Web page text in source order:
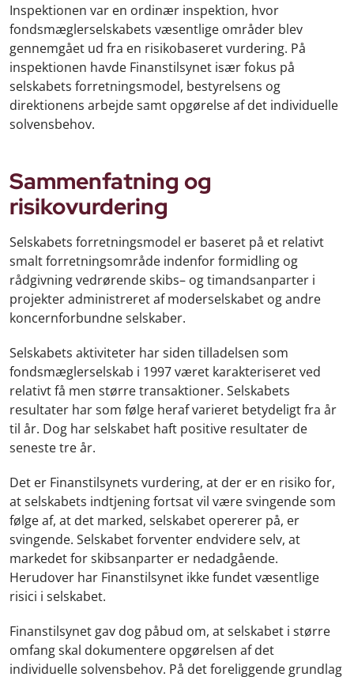
Inspektionen var en ordinær inspektion, hvor
fondsmæglerselskabets væsentlige områder blev
gennemgået ud fra en risikobaseret vurdering. På
inspektionen havde Finanstilsynet især fokus på
selskabets forretningsmodel, bestyrelsens og
direktionens arbejde samt opgørelse af det individuelle
solvensbehov.
Sammenfatning og
risikovurdering
Selskabets forretningsmodel er baseret på et relativt
smalt forretningsområde indenfor formidling og
rådgivning vedrørende skibs– og timandsanparter i
projekter administreret af moderselskabet og andre
koncernforbundne selskaber.
Selskabets aktiviteter har siden tilladelsen som
fondsmæglerselskab i 1997 været karakteriseret ved
relativt få men større transaktioner. Selskabets
resultater har som følge heraf varieret betydeligt fra år
til år. Dog har selskabet haft positive resultater de
seneste tre år.
Det er Finanstilsynets vurdering, at der er en risiko for,
at selskabets indtjening fortsat vil være svingende som
følge af, at det marked, selskabet opererer på, er
svingende. Selskabet forventer endvidere selv, at
markedet for skibsanparter er nedadgående.
Herudover har Finanstilsynet ikke fundet væsentlige
risici i selskabet.
Finanstilsynet gav dog påbud om, at selskabet i større
omfang skal dokumentere opgørelsen af det
individuelle solvensbehov. På det foreliggende grundlag